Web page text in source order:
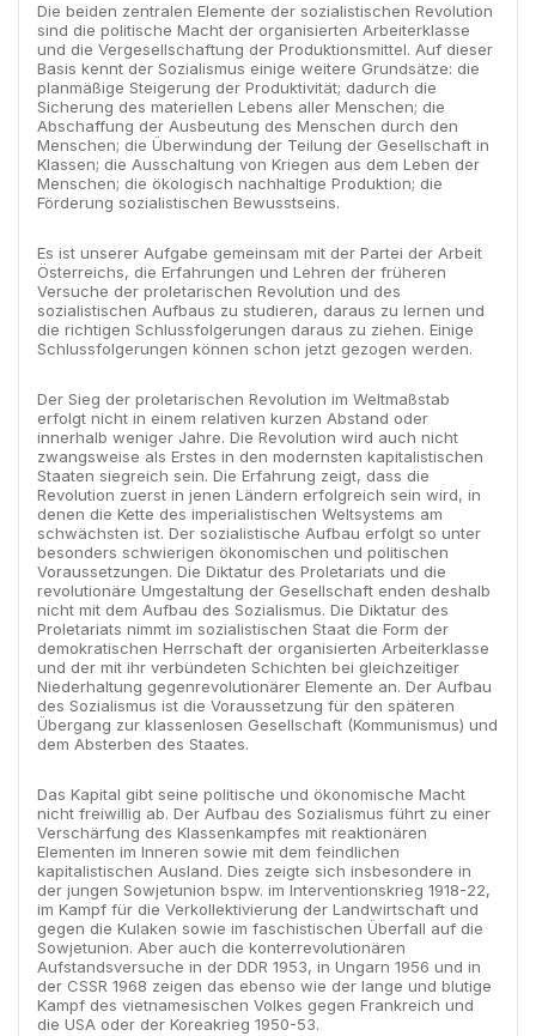
Die beiden zentralen Elemente der sozialistischen Revolution
sind die politische Macht der organisierten Arbeiterklasse
und die Vergesellschaftung der Produktionsmittel. Auf dieser
Basis kennt der Sozialismus einige weitere Grundsätze: die
planmäßige Steigerung der Produktivität; dadurch die
Sicherung des materiellen Lebens aller Menschen; die
Abschaffung der Ausbeutung des Menschen durch den
Menschen; die Überwindung der Teilung der Gesellschaft in
Klassen; die Ausschaltung von Kriegen aus dem Leben der
Menschen; die ökologisch nachhaltige Produktion; die
Förderung sozialistischen Bewusstseins.
Es ist unserer Aufgabe gemeinsam mit der Partei der Arbeit
Österreichs, die Erfahrungen und Lehren der früheren
Versuche der proletarischen Revolution und des
sozialistischen Aufbaus zu studieren, daraus zu lernen und
die richtigen Schlussfolgerungen daraus zu ziehen. Einige
Schlussfolgerungen können schon jetzt gezogen werden.
Der Sieg der proletarischen Revolution im Weltmaßstab
erfolgt nicht in einem relativen kurzen Abstand oder
innerhalb weniger Jahre. Die Revolution wird auch nicht
zwangsweise als Erstes in den modernsten kapitalistischen
Staaten siegreich sein. Die Erfahrung zeigt, dass die
Revolution zuerst in jenen Ländern erfolgreich sein wird, in
denen die Kette des imperialistischen Weltsystems am
schwächsten ist. Der sozialistische Aufbau erfolgt so unter
besonders schwierigen ökonomischen und politischen
Voraussetzungen. Die Diktatur des Proletariats und die
revolutionäre Umgestaltung der Gesellschaft enden deshalb
nicht mit dem Aufbau des Sozialismus. Die Diktatur des
Proletariats nimmt im sozialistischen Staat die Form der
demokratischen Herrschaft der organisierten Arbeiterklasse
und der mit ihr verbündeten Schichten bei gleichzeitiger
Niederhaltung gegenrevolutionärer Elemente an. Der Aufbau
des Sozialismus ist die Voraussetzung für den späteren
Übergang zur klassenlosen Gesellschaft (Kommunismus) und
dem Absterben des Staates.
Das Kapital gibt seine politische und ökonomische Macht
nicht freiwillig ab. Der Aufbau des Sozialismus führt zu einer
Verschärfung des Klassenkampfes mit reaktionären
Elementen im Inneren sowie mit dem feindlichen
kapitalistischen Ausland. Dies zeigte sich insbesondere in
der jungen Sowjetunion bspw. im Interventionskrieg 1918-22,
im Kampf für die Verkollektivierung der Landwirtschaft und
gegen die Kulaken sowie im faschistischen Überfall auf die
Sowjetunion. Aber auch die konterrevolutionären
Aufstandsversuche in der DDR 1953, in Ungarn 1956 und in
der CSSR 1968 zeigen das ebenso wie der lange und blutige
Kampf des vietnamesischen Volkes gegen Frankreich und
die USA oder der Koreakrieg 1950-53.